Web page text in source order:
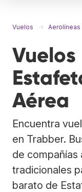
Vuelos Aerolíneas
Aérea
Encuentra
en Trabber.
de
tradicionales
barato de